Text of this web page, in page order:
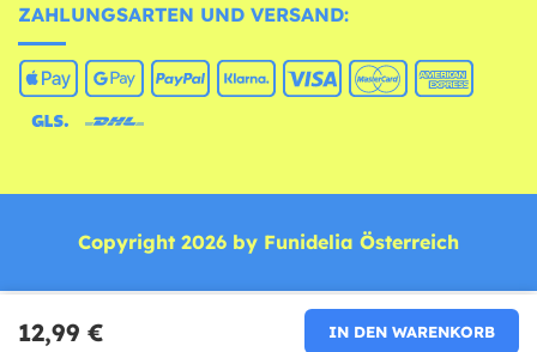
12,99 € IN DEN WARENKORB
ZAHLUNGSARTEN UND VERSAND:
Copyright 2026 by Funidelia Österreich